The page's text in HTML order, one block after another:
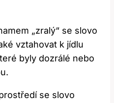
„zralý“ se slovo
vztahovat k jídlu
byly dozrálé nebo
se slovo